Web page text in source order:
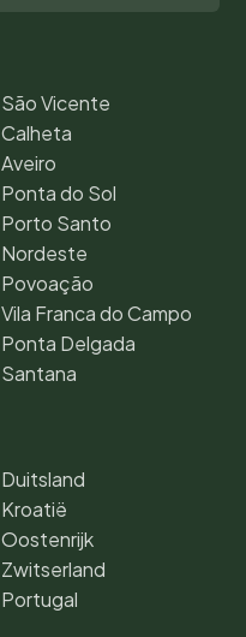
São Vicente
Calheta
Aveiro
Ponta do Sol
Porto Santo
Nordeste
Povoação
Vila Franca do Campo
Ponta Delgada
Santana
Duitsland
Kroatië
Oostenrijk
Zwitserland
Portugal